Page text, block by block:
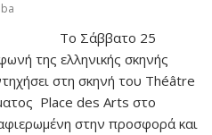
Το Σάββατο 25
της ελληνικής σκηνής
στη σκηνή του Théâtre
Place des Arts στο
στην προσφορά και